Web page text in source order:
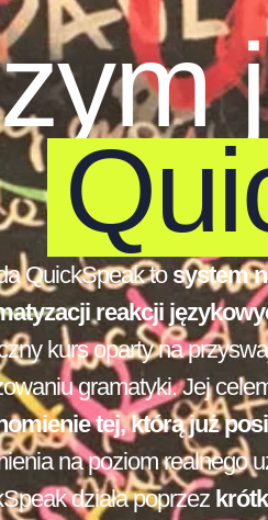
QuickSpeak tosystem
reakcji
kurs oparty na
gramatyki. Jej
tej, którą już
na poziom realnego
działa poprzez